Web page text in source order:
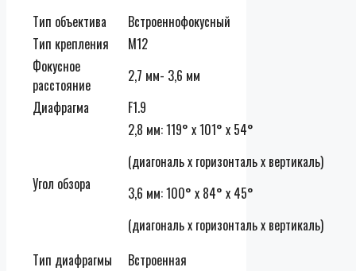
Тип объектива
Встроеннофокусный
Тип крепления
M12
Фокусное
расстояние
2,7 мм- 3,6 мм
Диафрагма
F1.9
Угол обзора
2,8 мм: 119° x 101° x 54°
(диагональ х горизонталь х вертикаль)
3,6 мм: 100° x 84° x 45°
(диагональ х горизонталь х вертикаль)
Тип диафрагмы
Встроенная